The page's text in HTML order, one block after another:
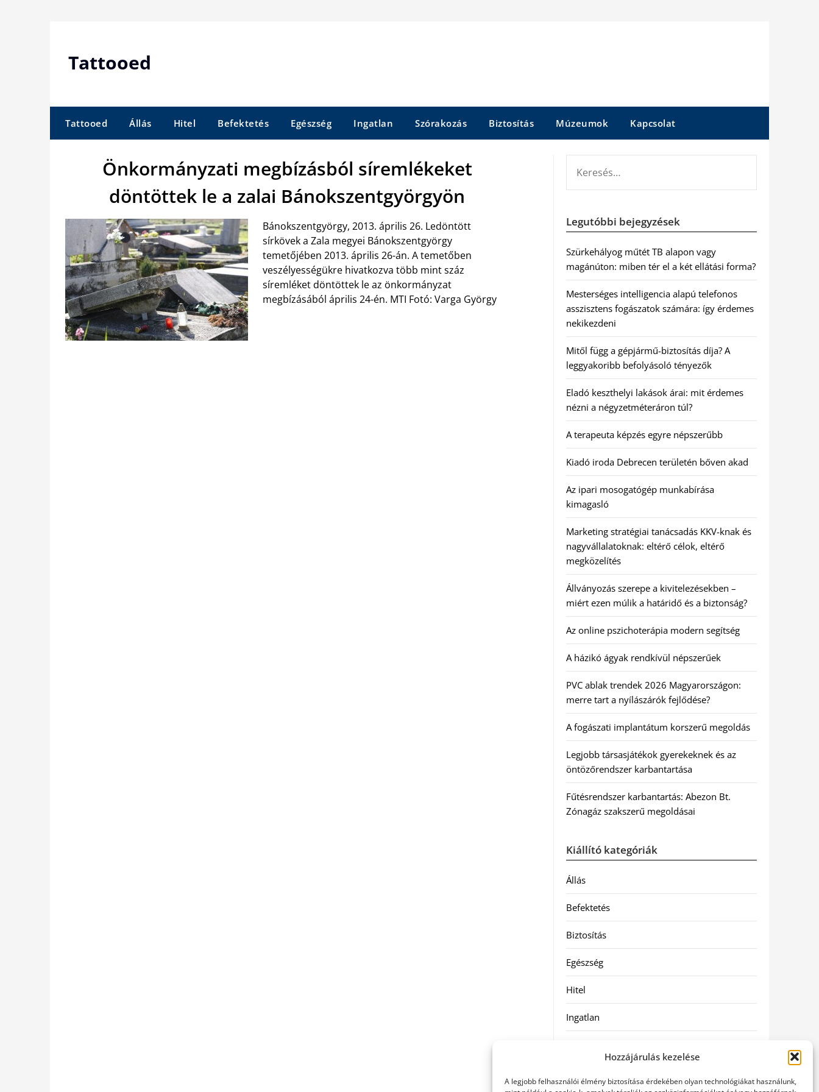
Hozzájárulás kezelése
A legjobb felhasználói élmény biztosítása érdekében olyan technológiákat használunk,
Tattooed
Tattooed Állás Hitel Befektetés Egészség Ingatlan Szórakozás Biztosítás Múzeumok Kapcsolat
Önkormányzati megbízásból síremlékeket
döntöttek le a zalai Bánokszentgyörgyön
Bánokszentgyörgy, 2013. április 26. Ledöntött
sírkövek a Zala megyei Bánokszentgyörgy
temetőjében 2013. április 26-án. A temetőben
veszélyességükre hivatkozva több mint száz
síremléket döntöttek le az önkormányzat
megbízásából április 24-én. MTI Fotó: Varga György
Legutóbbi bejegyzések
Szürkehályog műtét TB alapon vagy
magánúton: miben tér el a két ellátási forma?
Mesterséges intelligencia alapú telefonos
asszisztens fogászatok számára: így érdemes
nekikezdeni
Mitől függ a gépjármű-biztosítás díja? A
leggyakoribb befolyásoló tényezők
Eladó keszthelyi lakások árai: mit érdemes
nézni a négyzetméteráron túl?
A terapeuta képzés egyre népszerűbb
Kiadó iroda Debrecen területén bőven akad
Az ipari mosogatógép munkabírása
kimagasló
Marketing stratégiai tanácsadás KKV-knak és
nagyvállalatoknak: eltérő célok, eltérő
megközelítés
Állványozás szerepe a kivitelezésekben –
miért ezen múlik a határidő és a biztonság?
Az online pszichoterápia modern segítség
A házikó ágyak rendkívül népszerűek
PVC ablak trendek 2026 Magyarországon:
merre tart a nyílászárók fejlődése?
A fogászati implantátum korszerű megoldás
Legjobb társasjátékok gyerekeknek és az
öntözőrendszer karbantartása
Fűtésrendszer karbantartás: Abezon Bt.
Zónagáz szakszerű megoldásai
Kiállító kategóriák
Állás
Befektetés
Biztosítás
Egészség
Hitel
Ingatlan